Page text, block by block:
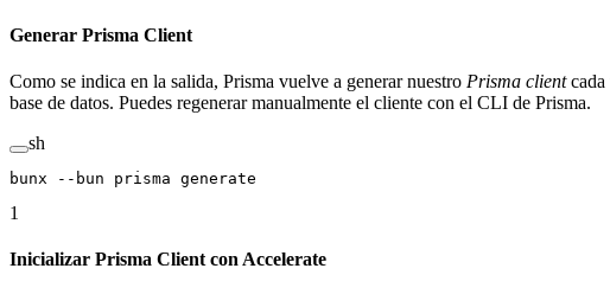
Generar Prisma Client
Como se indica en la salida, Prisma vuelve a generar nuestro Prisma clientcada
base de datos. Puedes regenerar manualmente el cliente con el CLI de Prisma.
sh
bunx --bun prisma generate
1
Inicializar Prisma Client con Accelerate